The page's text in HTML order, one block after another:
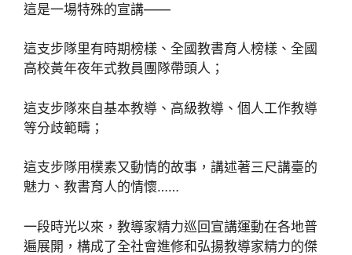
這是一場特殊的宣講——
這支步隊里有時期榜樣、全國教書育人榜樣、全國
高校黃年夜年式教員團隊帶頭人；
這支步隊來自基本教導、高級教導、個人工作教導
等分歧範疇；
這支步隊用樸素又動情的故事，講述著三尺講臺的
魅力、教書育人的情懷……
一段時光以來，教導家精力巡回宣講運動在各地普
遍展開，構成了全社會進修和弘揚教導家精力的傑